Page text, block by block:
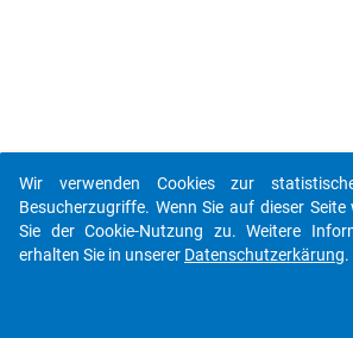
Wir verwenden Cookies zur
Besucherzugriffe. Wenn Sie auf dieser
Sie der Cookie-Nutzung zu. Weitere
erhalten Sie in unserer Datenschutzerkärung.